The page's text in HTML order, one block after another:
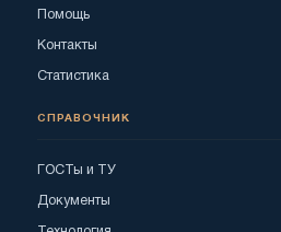
Помощь
Контакты
Статистика
СПРАВОЧНИК
ГОСТы и ТУ
Документы